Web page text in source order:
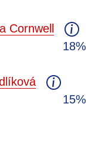
Cornwell
18%
15%